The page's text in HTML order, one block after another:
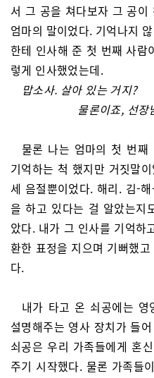
서 그 공을 쳐다보자 그 공이
엄마의 말이었다. 기억나지
한테 인사해 준 첫 번째 사람
렇게 인사했었는데.
맙소사. 살아 있는 거지?
물론이죠, 선장
물론 나는 엄마의 첫 번째
기억하는 척 했지만 거짓말
세 음절뿐이었다. 해리. 김-
을 하고 있다는 걸 알았는지
았다. 내가 그 인사를 기억하
환한 표정을 지으며 기뻐했
다.
내가 타고 온 쇠공에는 영
설명해주는 영사 장치가 들
쇠공은 우리 가족들에게 혼
주기 시작했다. 물론 가족들